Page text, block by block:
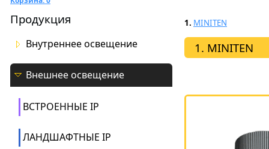
Продукция
Внутреннее освещение
Внешнее освещение
ВСТРОЕННЫЕ IP
ЛАНДШАФТНЫЕ IP
1. MINITEN
1. MINITEN